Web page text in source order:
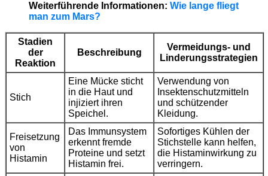
Weiterführende Informationen: Wie lange fliegt
man zum Mars?
Stadien
der
Reaktion
Beschreibung
Vermeidungs- und
Linderungsstrategien
Stich
Eine Mücke sticht
in die Haut und
injiziert ihren
Speichel.
Verwendung von
Insektenschutzmitteln
und schützender
Kleidung.
Freisetzung
von
Histamin
Das Immunsystem
erkennt fremde
Proteine und setzt
Histamin frei.
Sofortiges Kühlen der
Stichstelle kann helfen,
die Histaminwirkung zu
verringern.